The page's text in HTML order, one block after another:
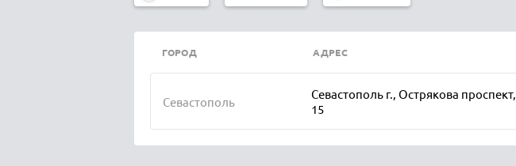
ГОРОД АДРЕС
Севастополь
Севастополь г., Острякова проспект,
15